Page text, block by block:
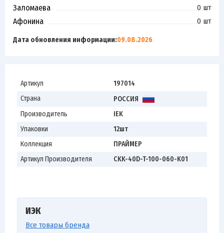
Заломаева 0 шт
Афонина 0 шт
Дата обновления информации:09.08.2026
Артикул
197014
Страна
РОССИЯ
Производитель
IEK
Упаковки
12шт
Коллекция
ПРАЙМЕР
Артикул Производителя
CKK-40D-T-100-060-K01
ИЭК
Все товары бренда